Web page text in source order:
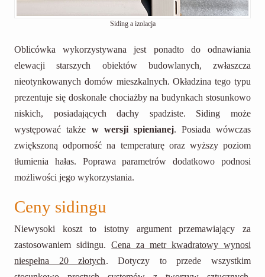
Siding a izolacja
Oblicówka wykorzystywana jest ponadto do odnawiania
elewacji starszych obiektów budowlanych, zwłaszcza
nieotynkowanych domów mieszkalnych. Okładzina tego typu
prezentuje się doskonale chociażby na budynkach stosunkowo
niskich, posiadających dachy spadziste. Siding może
występować także w wersji spienianej. Posiada wówczas
zwiększoną odporność na temperaturę oraz wyższy poziom
tłumienia hałas. Poprawa parametrów dodatkowo podnosi
możliwości jego wykorzystania.
Ceny sidingu
Niewysoki koszt to istotny argument przemawiający za
zastosowaniem sidingu.Cena za metr kwadratowy wynosi
niespełna 20 złotych. Dotyczy to przede wszystkim